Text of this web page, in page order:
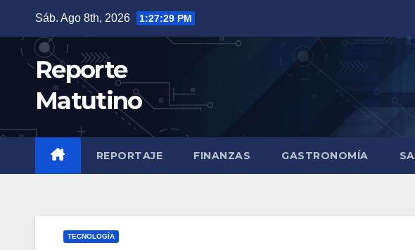
contenido
Sáb. Ago 8th, 2026 1:27:31 PM
Reporte
Matutino
REPORTAJE FINANZAS GASTRONOMÍA
TECNOLOGÍA